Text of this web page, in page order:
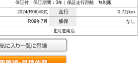
保証付｜保証期間：3年｜保証走行距離：無制限
2024(R06)年式 走行 0.7万km
R09年7月 修復 なし
北海道南店